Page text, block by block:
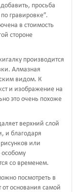
просьба
гравировке”.
в стоимость
стороне
производится
Алмазная
видом. К
и изображение на
это очень похоже
верхний слой
и благодаря
или
особому
со временем.
посмотреть в
от основания самой